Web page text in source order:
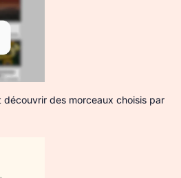
découvrir des morceaux choisis par